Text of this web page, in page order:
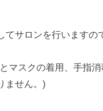
てサロンを行いますの
マスクの着用、手指
ません。)